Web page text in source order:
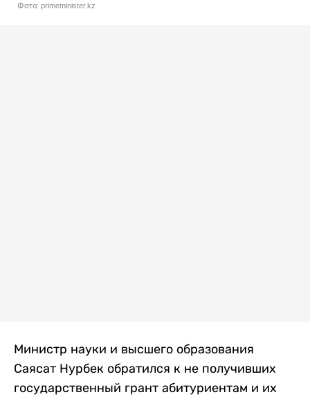
Фото: primeminister.kz
Министр науки и высшего образования
Саясат Нурбек обратился к не получивших
государственный грант абитуриентам и их